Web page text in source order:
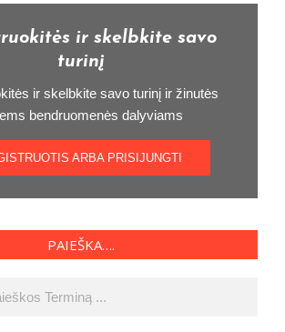
ir skelbkite savo
turinį
ir skelbkite savo turinį ir žinutės
bendruomenės dalyviams
ARBA PRISIJUNGTI
PAIEŠKA….